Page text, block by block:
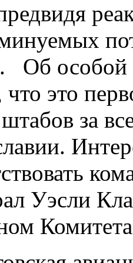
Об особой
это
за
Уэсли